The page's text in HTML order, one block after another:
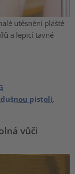
utěsnění pláště
a lepicí tavné
pistoli.
vůči